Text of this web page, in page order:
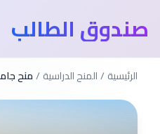
صندوق الطالب
الرئيسية /المنح الدراسية /